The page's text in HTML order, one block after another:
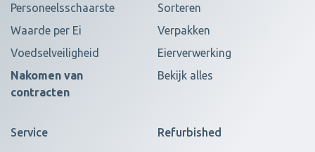
Personeelsschaarste
Waarde per Ei
Voedselveiligheid
Nakomen van
contracten
Sorteren
Verpakken
Eierverwerking
Bekijk alles
Service Refurbished